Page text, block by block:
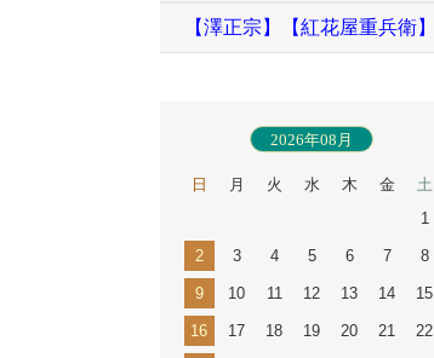
【澤正宗】【紅花屋重兵衛】
2026年08月
日 月 火 水 木 金
土
1
2 3 4 5 6 7 8
9 10 11 12 13 14 15
16 17 18 19 20 21 22